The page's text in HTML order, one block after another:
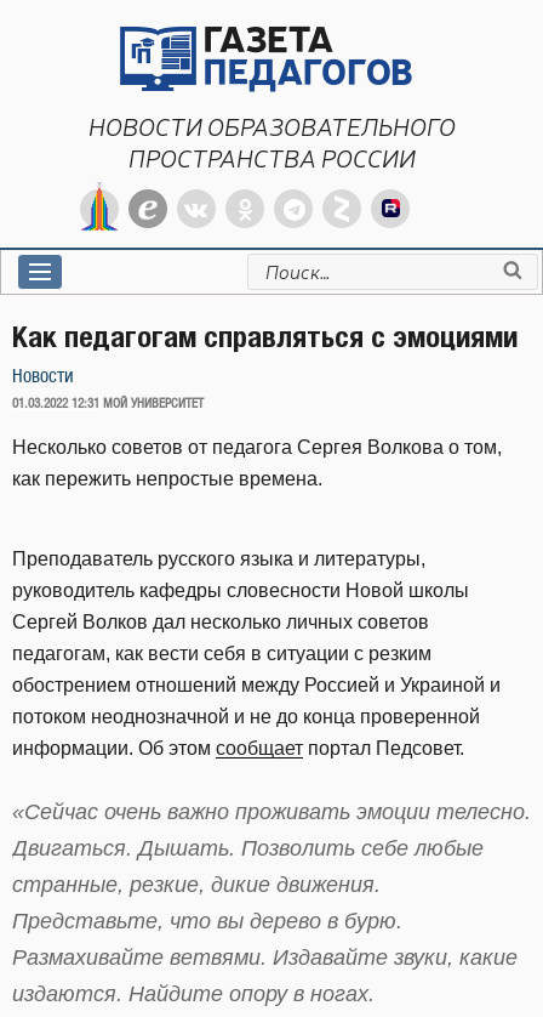
НОВОСТИ ОБРАЗОВАТЕЛЬНОГО
ПРОСТРАНСТВА РОССИИ
Искать:
Как педагогам справляться с эмоциями
Новости
ОПУБЛИКОВАНО
01.03.2022 12:31 МОЙ УНИВЕРСИТЕТ
Несколько советов от педагога Сергея Волкова о том,
как пережить непростые времена.
Преподаватель русского языка и литературы,
руководитель кафедры словесности Новой школы
Сергей Волков дал несколько личных советов
педагогам, как вести себя в ситуации с резким
обострением отношений между Россией и Украиной и
потоком неоднозначной и не до конца проверенной
информации. Об этом сообщает портал Педсовет.
«Сейчас очень важно проживать эмоции телесно.
Двигаться. Дышать. Позволить себе любые
странные, резкие, дикие движения.
Представьте, что вы дерево в бурю.
Размахивайте ветвями. Издавайте звуки, какие
издаются. Найдите опору в ногах.